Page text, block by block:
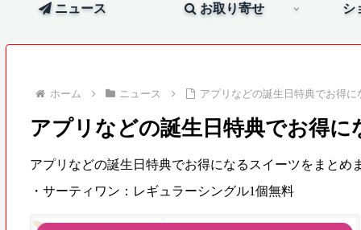
ニュース お取り寄せ シ
ホーム ニュース アプリなどの誕生日特典でお得
アプリなどの誕生日特典でお得
アプリなどの誕生日特典でお得になるスイーツをまとめ
・サーティワン：レギュラーシングル1個無料